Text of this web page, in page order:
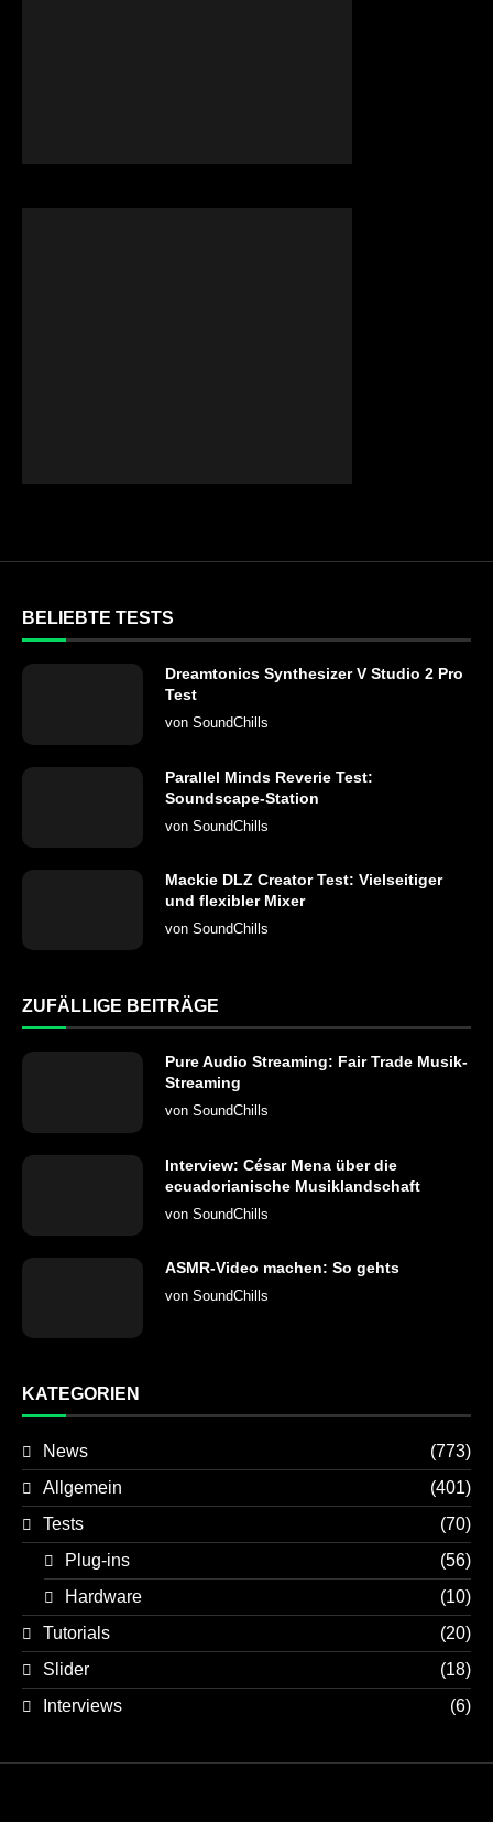
BELIEBTE TESTS
Dreamtonics Synthesizer V Studio 2 Pro
Test
von SoundChills
Parallel Minds Reverie Test:
Soundscape-Station
von SoundChills
Mackie DLZ Creator Test: Vielseitiger
und flexibler Mixer
von SoundChills
ZUFÄLLIGE BEITRÄGE
Pure Audio Streaming: Fair Trade Musik-
Streaming
von SoundChills
Interview: César Mena über die
ecuadorianische Musiklandschaft
von SoundChills
ASMR-Video machen: So gehts
von SoundChills
KATEGORIEN
News
(773)
Allgemein
(401)
Tests
(70)
Plug-ins
(56)
Hardware
(10)
Tutorials
(20)
Slider
(18)
Interviews
(6)